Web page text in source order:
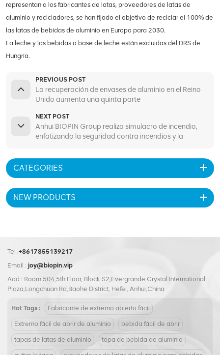
representan a los fabricantes de latas, proveedores de latas de
aluminio y recicladores, se han fijado el objetivo de reciclar el 100% de
las latas de bebidas de aluminio en Europa para 2030.
La leche y las bebidas a base de leche están excluidas del DRS de
Hungría.
PREVIOUS POST
La recuperación de envases de aluminio en el Reino
Unido aumenta una quinta parte
NEXT POST
Anhui BIOPIN Group realiza simulacro de incendio,
enfatizando la seguridad contra incendios y la
CATEGORIES
NEW PRODUCTS
Tel :+8617855139217
Email : joy@biopin.vip
Add : Room 504,5th Floor, Block S2,Evergrande Crystal International
Plaza,Longchuan Rd,Baohe District, Hefei, Anhui,China
Hot Tags : Fabricante de extremo abierto fácil
Extremo fácil de abrir de aluminio bebida fácil de abrir
tapas de latas de aluminio tapa de bebida de aluminio